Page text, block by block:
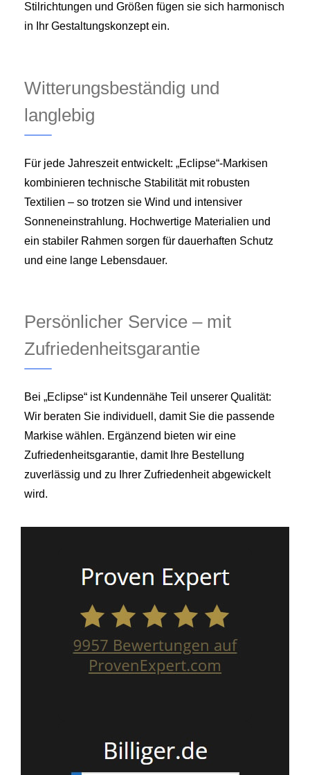
Stilrichtungen und Größen fügen sie sich harmonisch
in Ihr Gestaltungskonzept ein.
Witterungsbeständig und
langlebig
Für jede Jahreszeit entwickelt: „Eclipse“‑Markisen
kombinieren technische Stabilität mit robusten
Textilien – so trotzen sie Wind und intensiver
Sonneneinstrahlung. Hochwertige Materialien und
ein stabiler Rahmen sorgen für dauerhaften Schutz
und eine lange Lebensdauer.
Persönlicher Service – mit
Zufriedenheitsgarantie
Bei „Eclipse“ ist Kundennähe Teil unserer Qualität:
Wir beraten Sie individuell, damit Sie die passende
Markise wählen. Ergänzend bieten wir eine
Zufriedenheitsgarantie, damit Ihre Bestellung
zuverlässig und zu Ihrer Zufriedenheit abgewickelt
wird.